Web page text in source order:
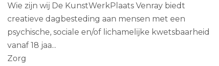
Wie zijn wij De KunstWerkPlaats Venray biedt
creatieve dagbesteding aan mensen met een
psychische, sociale en/of lichamelijke kwetsbaarheid
vanaf 18 jaa...
Zorg